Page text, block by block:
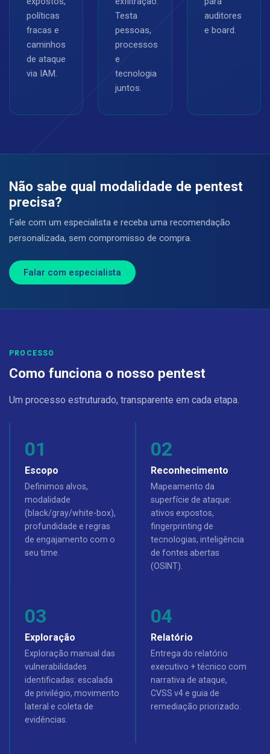
políticas
fracas e
caminhos
de ataque
via IAM.
Testa
pessoas,
processos
e
tecnologia
juntos.
auditores
e board.
Não sabe qual modalidade de pentest
precisa?
Fale com um especialista e receba uma recomendação
personalizada, sem compromisso de compra.
Falar com especialista
PROCESSO
Como funciona o nosso pentest
Um processo estruturado, transparente em cada etapa.
Escopo
Definimos alvos,
modalidade
(black/gray/white-box),
profundidade e regras
de engajamento com o
seu time.
Reconhecimento
Mapeamento da
superfície de ataque:
ativos expostos,
fingerprinting de
tecnologias, inteligência
de fontes abertas
(OSINT).
Exploração
Exploração manual das
vulnerabilidades
identificadas: escalada
de privilégio, movimento
lateral e coleta de
evidências.
Relatório
Entrega do relatório
executivo + técnico com
narrativa de ataque,
CVSS v4 e guia de
remediação priorizado.